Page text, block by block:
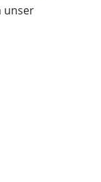
unser